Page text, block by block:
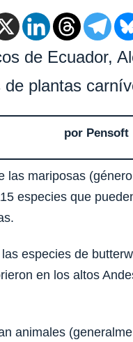
de Ecuador,
de plantas
por Pensoft
las mariposas
especies que
especies de
en los altos
animales